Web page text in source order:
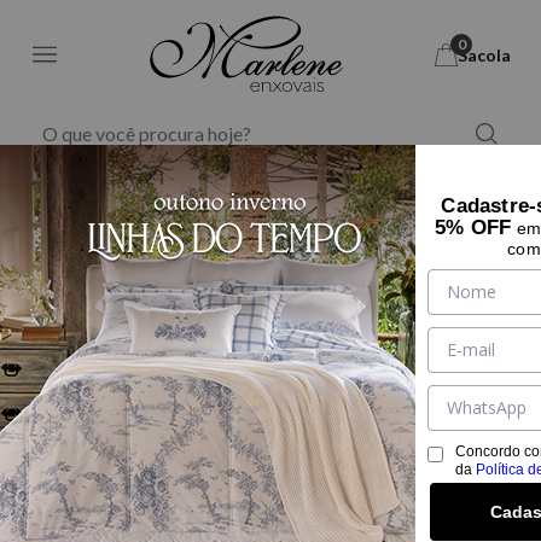
0
Sacola
Marlene Enxovais - M Cama Almofada
Cadastre-
5% OFF
Concordo
da Política